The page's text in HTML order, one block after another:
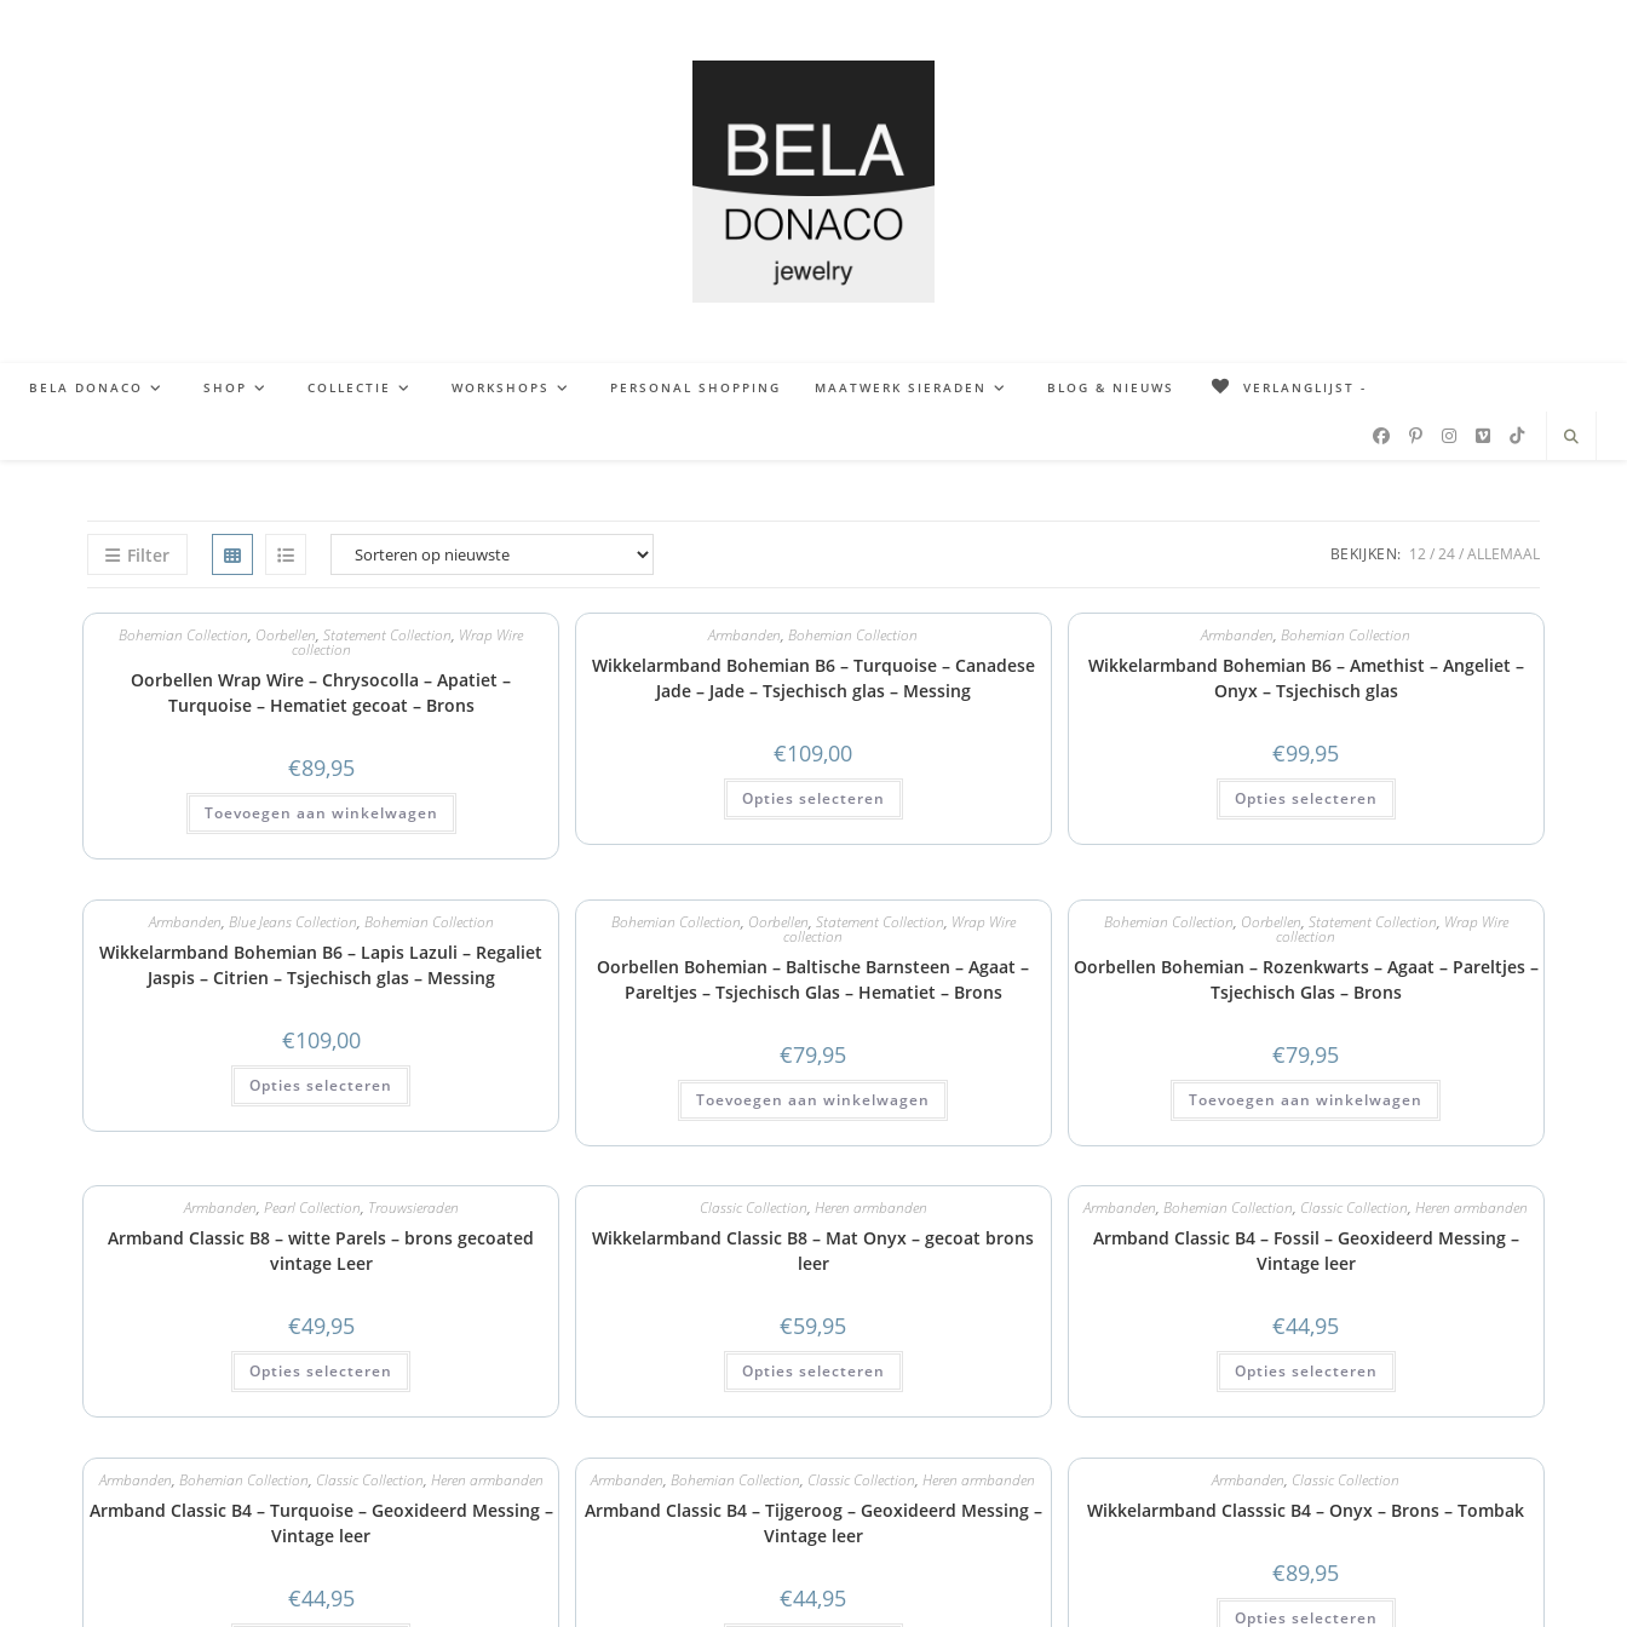
BELA DONACO SHOP COLLECTIE WORKSHOPS PERSONAL SHOPPING MAATWERK SIERADEN BLOG & NIEUWS VERLANGLIJST -
Filter BEKIJKEN: 12 24 ALLEMAAL
Bohemian Collection, Oorbellen,Statement Collection, Wrap Wire
collection
Oorbellen Wrap Wire – Chrysocolla – Apatiet –
Turquoise – Hematiet gecoat – Brons
€89,95
Toevoegen aan winkelwagen
Armbanden,Bohemian Collection
Wikkelarmband Bohemian B6 – Turquoise – Canadese
Jade – Jade – Tsjechisch glas – Messing
€109,00
Opties selecteren
Armbanden,Bohemian Collection
Wikkelarmband Bohemian B6 – Amethist – Angeliet –
Onyx – Tsjechisch glas
€99,95
Opties selecteren
Armbanden, Blue Jeans Collection, Bohemian Collection
Wikkelarmband Bohemian B6 – Lapis Lazuli – Regaliet
Jaspis – Citrien – Tsjechisch glas – Messing
€109,00
Opties selecteren
Bohemian Collection, Oorbellen, Statement Collection, Wrap Wire
collection
Oorbellen Bohemian – Baltische Barnsteen – Agaat –
Pareltjes – Tsjechisch Glas – Hematiet – Brons
€79,95
Toevoegen aan winkelwagen
Bohemian Collection, Oorbellen, Statement Collection, Wrap Wire
collection
Oorbellen Bohemian – Rozenkwarts – Agaat – Pareltjes –
Tsjechisch Glas – Brons
€79,95
Toevoegen aan winkelwagen
Armbanden, Pearl Collection, Trouwsieraden
Armband Classic B8 – witte Parels – brons gecoated
vintage Leer
€49,95
Opties selecteren
Classic Collection, Heren armbanden
Wikkelarmband Classic B8 – Mat Onyx – gecoat brons
leer
€59,95
Opties selecteren
Armbanden,Bohemian Collection, Classic Collection,Heren armbanden
Armband Classic B4 – Fossil – Geoxideerd Messing –
Vintage leer
€44,95
Opties selecteren
Armbanden, Bohemian Collection, Classic Collection, Heren armbanden
Armband Classic B4 – Turquoise – Geoxideerd Messing –
Vintage leer
€44,95
Armbanden,Bohemian Collection, Classic Collection,Heren armbanden
Armband Classic B4 – Tijgeroog – Geoxideerd Messing –
Vintage leer
€44,95
Armbanden, Classic Collection
Wikkelarmband Classsic B4 – Onyx – Brons – Tombak
€89,95
Opties selecteren